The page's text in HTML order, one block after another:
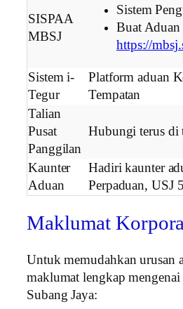
SISPAA
MBSJ
Sistem
Buat
https://
Sistem i-
Tegur
Platform aduan
Tempatan
Talian
Pusat
Panggilan
Hubungi terus di
Kaunter
Aduan
Hadiri kaunter
Perpaduan, USJ 5
Maklumat
Untuk memudahkan urusan
maklumat lengkap
Subang Jaya: